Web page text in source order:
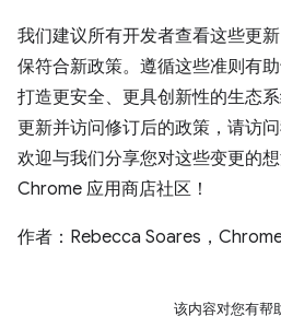
我们建议所有开发者查看这些更
保符合新政策。遵循这些准则有
打造更安全、更具创新性的生态
更新并访问修订后的政策，请访
欢迎与我们分享您对这些变更的
Chrome 应用商店社区！
作者：Rebecca Soares，
该内容对您有帮